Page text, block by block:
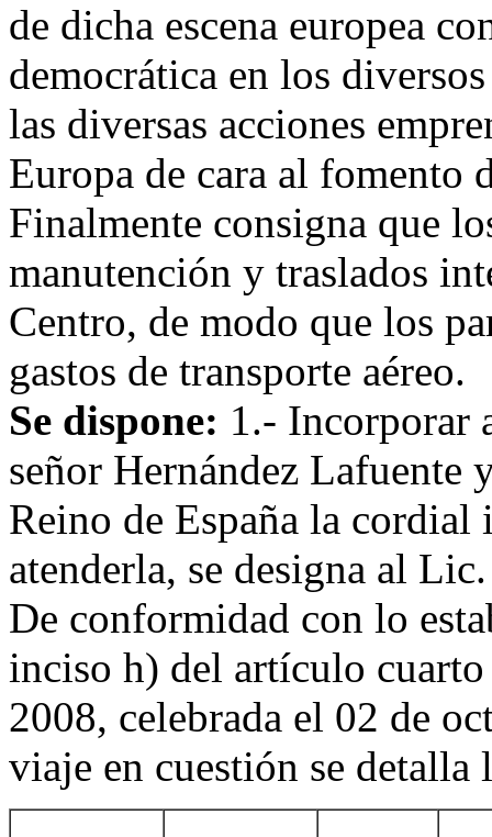
de dicha escena europea
democrática en los
las diversas acciones
Europa de cara al fomento
Finalmente consigna que
manutención y traslados
Centro, de modo que los
gastos de transporte aéreo.
Se dispone: 1.- Incorporar
señor Hernández
Reino de España la cordial
atenderla, se designa al
De conformidad con lo
inciso h) del artículo
2008, celebrada el 02 de
viaje en cuestión se detalla